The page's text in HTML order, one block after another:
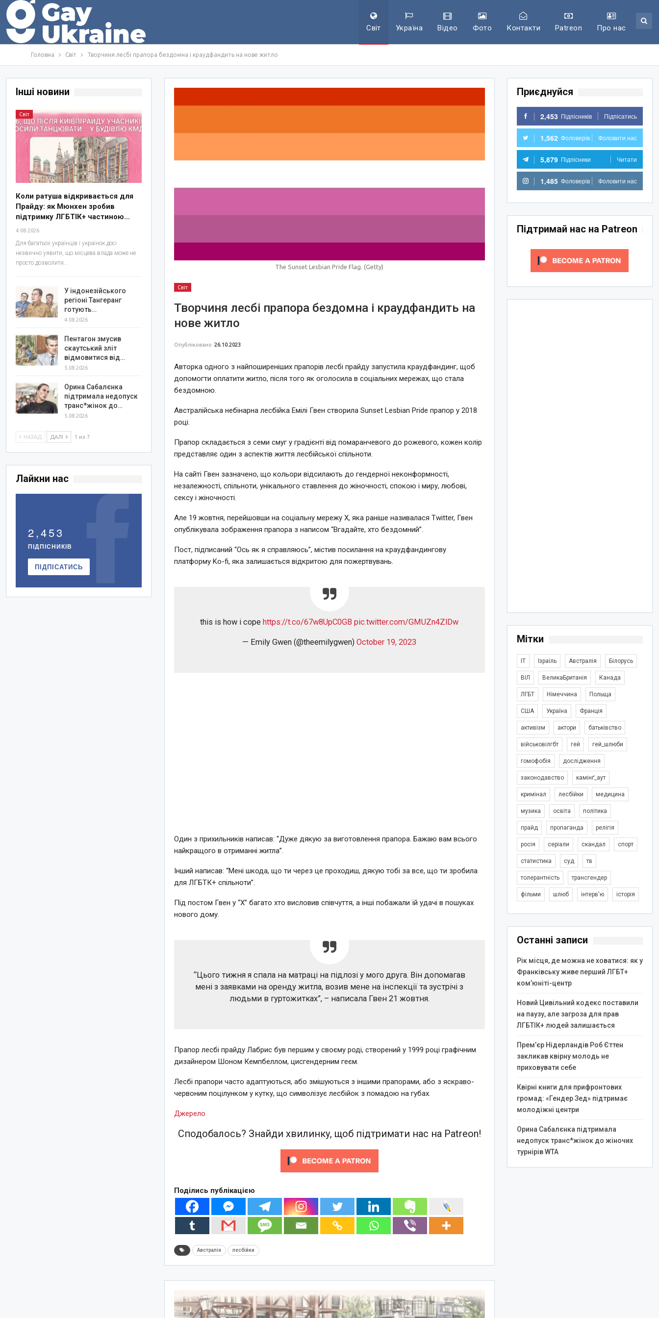
Світ Україна Відео Фото Контакти Patreon Про нас
Головна Світ Творчиня лесбі прапора бездомна і краудфандить на нове житло
The Sunset Lesbian Pride Flag. (Getty)
Світ
Творчиня лесбі прапора бездомна і краудфандить на
нове житло
Опубліковано 26.10.2023
Авторка одного з найпоширеніших прапорів лесбі прайду запустила краудфандинг, щоб
допомогти оплатити житло, після того як оголосила в соціальних мережах, що стала
бездомною.
Австралійська небінарна лесбійка Емілі Гвен створила Sunset Lesbian Pride прапор у 2018
році.
Прапор складається з семи смуг у градієнті від помаранчевого до рожевого, кожен колір
представляє один з аспектів життя лесбійської спільноти.
На сайті Гвен зазначено, що кольори відсилають до гендерної неконформності,
незалежності, спільноти, унікального ставлення до жіночності, спокою і миру, любові,
сексу і жіночності.
Але 19 жовтня, перейшовши на соціальну мережу X, яка раніше називалася Twitter, Гвен
опублікувала зображення прапора з написом “Вгадайте, хто бездомний”.
Пост, підписаний “Ось як я справляюсь”, містив посилання на краудфандингову
платформу Ko-fi, яка залишається відкритою для пожертвувань.
this is how i copehttps://t.co/67w8UpC0GB pic.twitter.com/GMUZn4ZlDw
— Emily Gwen (@theemilygwen)October 19, 2023
Один з прихильників написав: “Дуже дякую за виготовлення прапора. Бажаю вам всього
найкращого в отриманні житла”.
Інший написав: “Мені шкода, що ти через це проходиш, дякую тобі за все, що ти зробила
для ЛГБТК+ спільноти”.
Під постом Гвен у “Х” багато хто висловив співчуття, а інші побажали їй удачі в пошуках
нового дому.
“Цього тижня я спала на матраці на підлозі у мого друга. Він допомагав
мені з заявками на оренду житла, возив мене на інспекції та зустрічі з
людьми в гуртожитках”, – написала Гвен 21 жовтня.
Прапор лесбі прайду Лабрис був першим у своєму роді, створений у 1999 році графічним
дизайнером Шоном Кемпбеллом, цисгендерним геєм.
Лесбі прапори часто адаптуються, або змішуються з іншими прапорами, або з яскраво-
червоним поцілунком у кутку, що символізує лесбійок з помадою на губах.
Джерело
Сподобалось? Знайди хвилинку, щоб підтримати нас на Patreon!
Поділись публікацією
Австралія лесбійки
Приєднуйся
2,453 Підпісників Підпісатись
1,562 Фоловерів Фоловити нас
5,879 Підпісники Читати
1,485 Фоловерів Фоловити нас
Підтримай нас на Patreon
Мітки
IT Ізраїль Австралія Білорусь
ВІЛ ВеликаБританія Канада
ЛГБТ Німеччина Польща
США Україна Франція
активізм актори батьківство
військовілгбт гей гей_шлюби
гомофобія дослідження
законодавство камінґ_аут
кримінал лесбійки медицина
музика освіта політика
прайд пропаганда релігія
росія серіали скандал спорт
статистика суд тв
толерантність трансгендер
фільми шлюб інтерв'ю історія
Останні записи
Рік місця, де можна не ховатися: як у
Франківську живе перший ЛГБТ+
ком’юніті-центр
Новий Цивільний кодекс поставили
на паузу, але загроза для прав
ЛГБТІК+ людей залишається
Прем’єр Нідерландів Роб Єттен
закликав квірну молодь не
приховувати себе
Квірні книги для прифронтових
громад: «Гендер Зед» підтримає
молодіжні центри
Орина Сабалєнка підтримала
недопуск транс*жінок до жіночих
турнірів WTA
Інші новини
Світ
Коли ратуша відкривається для
Прайду: як Мюнхен зробив
підтримку ЛГБТІК+ частиною…
4.08.2026
Для багатьох українців і українок досі
незвично уявити, що місцева влада може не
просто дозволити…
У індонезійського
регіоні Тангеранг
готують…
4.08.2026
Пентагон змусив
скаутський зліт
відмовитися від…
5.08.2026
Орина Сабалєнка
підтримала недопуск
транс*жінок до…
5.08.2026
НАЗАД ДАЛІ 1 из 7
Лайкни нас
2,453
ПІДПІСНИКІВ
ПІДПІСАТИСЬ